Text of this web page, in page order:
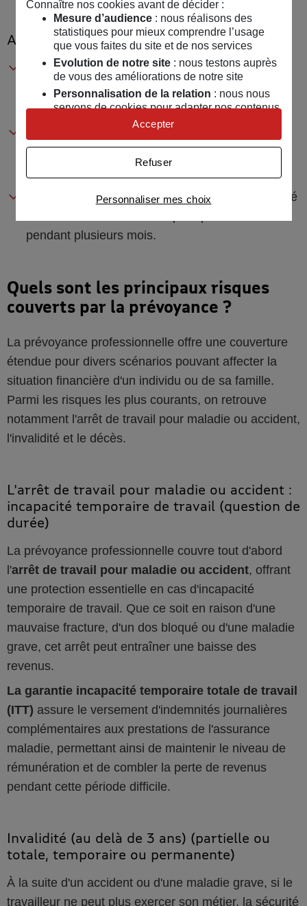
Accident domestique :
Situation: Uncoach sportif indépendant se
blesse gravement en tombant dans les escaliers
chez lui.
: Fracture du col du fémur
nécessitant une opération et une longue période
: Le coach sportif est dans l'incapacité
pendant plusieurs mois.
Quels sont les principaux risques
couverts par la prévoyance ?
La prévoyance professionnelle offre une couverture
étendue pour divers scénarios pouvant affecter la
situation financière d'un individu ou de sa famille.
Parmi les risques les plus courants, on retrouve
notamment l'arrêt de travail pour maladie ou accident,
l'invalidité et le décès.
L'arrêt de travail pour maladie ou accident :
incapacité temporaire de travail (question de
durée)
La prévoyance professionnelle couvre tout d'abord
l'arrêt de travail pour maladie ou accident, offrant
une protection essentielle en cas d'incapacité
temporaire de travail. Que ce soit en raison d'une
mauvaise fracture, d'un dos bloqué ou d'une maladie
grave, cet arrêt peut entraîner une baisse des
revenus.
La garantie incapacité temporaire totale de travail
(ITT) assure le versement d'indemnités journalières
complémentaires aux prestations de l'assurance
maladie, permettant ainsi de maintenir le niveau de
rémunération et de combler la perte de revenus
pendant cette période difficile.
Invalidité (au delà de 3 ans) (partielle ou
totale, temporaire ou permanente)
À la suite d'un accident ou d'une maladie grave, si le
travailleur ne peut plus exercer son métier, la sécurité
Connaître nos cookies avant de décider :
Mesure d’audience: nous réalisons des
statistiques pour mieux comprendre l’usage
que vous faites du site et de nos services
Evolution de notre site: nous testons auprès
de vous des améliorations de notre site
Personnalisation de la relation : nous nous
servons de cookies pour adapter nos contenus
et personnaliser nos offres
Univers publicitaire: nous utilisons avec nos
publicités personnalisées
Personnaliser mes choix
Refuser
Accepter